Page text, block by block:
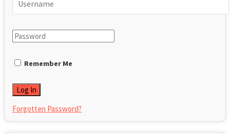
Remember Me
Forgotten Password?